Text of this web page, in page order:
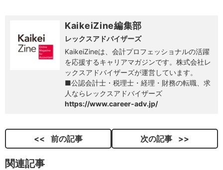
KaikeiZine編集部
レックスアドバイザーズ
KaikeiZineは、会計プロフェッショナルの活躍
を応援するキャリアマガジンです。株式会社レ
ックスアドバイザーズが運営しています。
■公認会計士・税理士・経理・財務の転職、求
人ならレックスアドバイザーズ
https://www.career-adv.jp/
前の記事 次の記事
関連記事